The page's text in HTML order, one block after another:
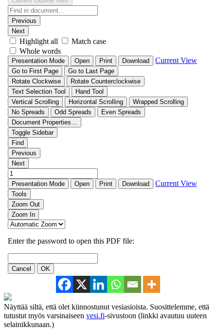
Näyttää siltä, että olet kiinnostunut vesiasioista. Suosittelemme, että
tutustut myös varsinaiseen vesi.fi-sivustoon (linkki avautuu uuteen
selainikkunaan.)